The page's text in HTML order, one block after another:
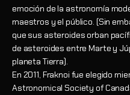
emoción de la astronomía
maestros y el público. (Sin
que sus asteroides orban
de asteroides entre Marte y
planeta Tierra).
En 2011, Fraknoi fue elegido
Astronomical Society of